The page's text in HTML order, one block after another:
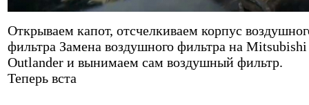
Открываем капот, отсчелкиваем корпус
фильтра Замена воздушного фильтра на Mitsubishi
Outlander и вынимаем сам воздушный фильтр.
Теперь вста